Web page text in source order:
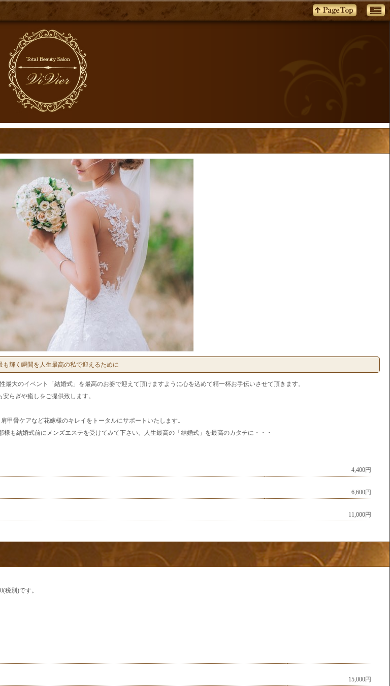
も輝く瞬間を人生最高の私で迎えるために
大のイベント「結婚式」を最高のお姿で迎えて頂けますように心を込めて精一杯お手伝いさせて頂きます。
らぎや癒しをご提供致します。
骨ケアなど花嫁様のキレイをトータルにサポートいたします。
も結婚式前にメンズエステを受けてみて下さい。人生最高の「結婚式」を最高のカタチに・・・
4,400円
6,600円
11,000円
税別)です。
15,000円